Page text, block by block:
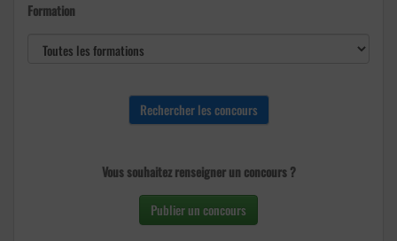
Formation
Vous souhaitez renseigner un concours ?
Publier un concours